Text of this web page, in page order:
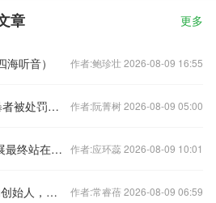
章 更多
海听音） 作者:鲍珍壮 2026-08-09 16:55
戴耳环救灾村支书回应网暴者被处罚：世界上还是好人多 作者:阮菁树 2026-08-09 05:00
2025年敦煌乐舞文化主题展最终站在新竹启幕 作者:应环蕊 2026-08-09 10:01
数藏故事 | 他是吴门画派的创始人，也是唐伯虎的老师 作者:常睿蓓 2026-08-09 06:59